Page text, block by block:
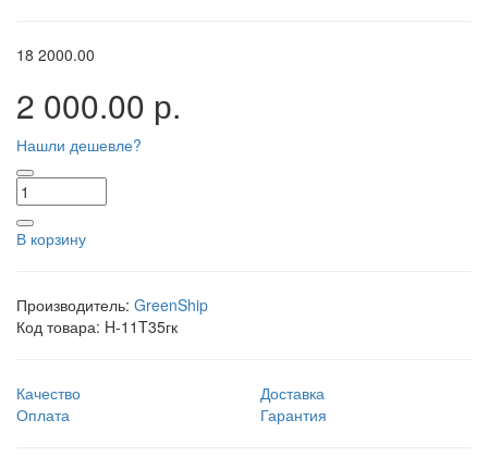
18 2000.00
2 000.00 р.
Нашли дешевле?
В корзину
Производитель: GreenShip
Код товара: H-11T35гк
Качество
Доставка
Оплата
Гарантия